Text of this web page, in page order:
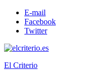
E-mail
Facebook
Twitter
El Criterio